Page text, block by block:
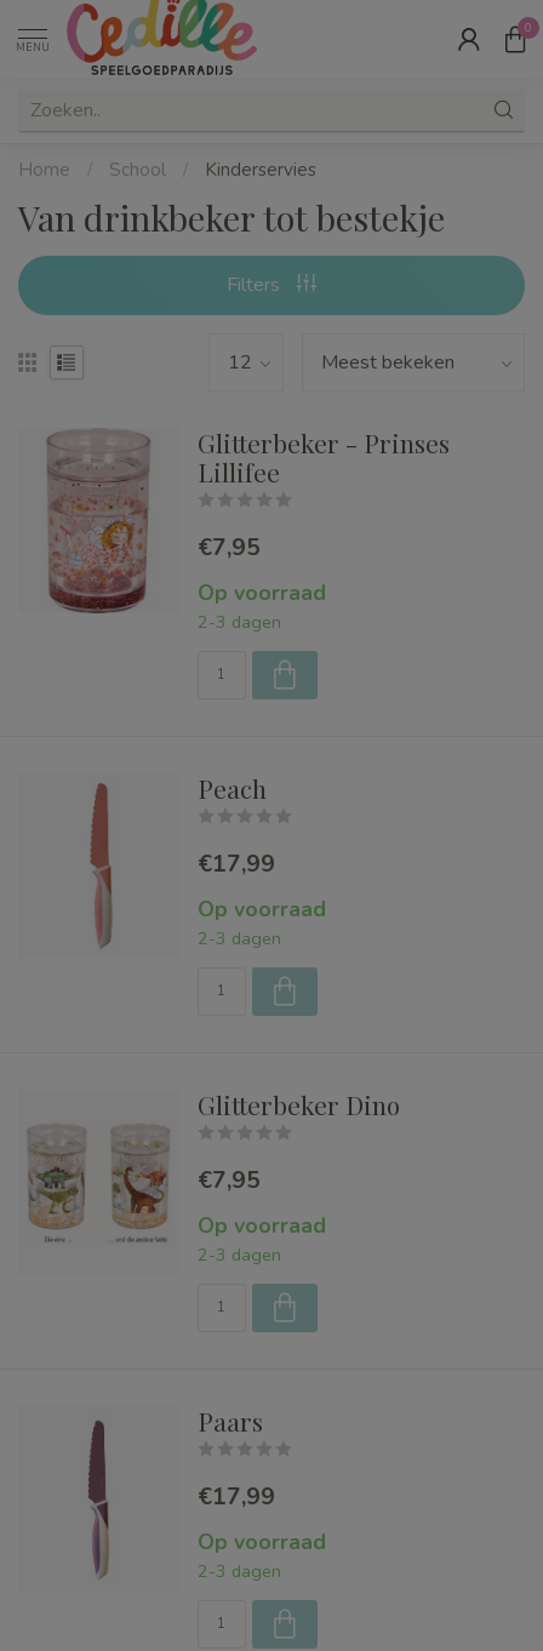
MENU
0
Home / School / Kinderservies
Van drinkbeker tot bestekje
Filters
Glitterbeker - Prinses
Lillifee
€7,95
Op voorraad
2-3 dagen
Peach
€17,99
Op voorraad
2-3 dagen
Glitterbeker Dino
€7,95
Op voorraad
2-3 dagen
Paars
€17,99
Op voorraad
2-3 dagen